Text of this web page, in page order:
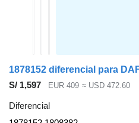
1878152 diferencial para
S/ 1,597
EUR 409 ≈ USD 472.60
Diferencial